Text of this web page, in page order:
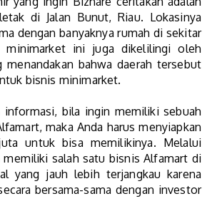
di Jalan Bunut, Riau. Lokasinya
dengan banyaknya rumah di sekitar
minimarket ini juga dikelilingi oleh
menandakan bahwa daerah tersebut
bisnis minimarket.
informasi, bila ingin memiliki sebuah
maka Anda harus menyiapkan
untuk bisa memilikinya. Melalui
memiliki salah satu bisnis Alfamart di
yang jauh lebih terjangkau karena
bersama-sama dengan investor